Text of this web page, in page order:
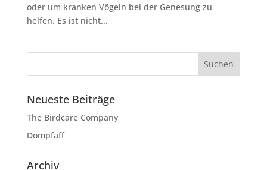
oder um kranken Vögeln bei der Genesung zu
helfen. Es ist nicht...
Neueste Beiträge
The Birdcare Company
Dompfaff
Archiv